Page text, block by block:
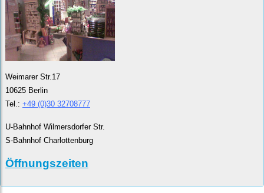
Weimarer Str.17
10625 Berlin
Tel.: +49 (0)30 32708777
U-Bahnhof Wilmersdorfer Str.
S-Bahnhof Charlottenburg
Öffnungszeiten